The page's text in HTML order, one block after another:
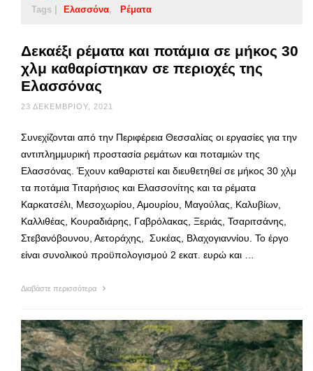
Tags | Ελασσόνα Ρέματα
Δεκαέξι ρέματα και ποτάμια σε μήκος 30
χλμ καθαρίστηκαν σε περιοχές της
Ελασσόνας
23 ΔΕΚΕΜΒΡΊΟΥ, 2021
Συνεχίζονται από την Περιφέρεια Θεσσαλίας οι εργασίες για την
αντιπλημμυρική προστασία ρεμάτων και ποταμιών της
Ελασσόνας. Έχουν καθαριστεί και διευθετηθεί σε μήκος 30 χλμ
τα ποτάμια Τιταρήσιος και Ελασσονίτης και τα ρέματα
Καρκατσέλι, Μεσοχωρίου, Αμουρίου, Μαγούλας, Καλυβίων,
Καλλιθέας, Κουραδιάρης, Γαβρόλακας, Ξεριάς, Τσαριτσάνης,
Στεβανόβουνου, Αετοράχης, Συκέας, Βλαχογιαννίου. Το έργο
είναι συνολικού προϋπολογισμού 2 εκατ. ευρώ και …
Διαβάστε περισσότερα